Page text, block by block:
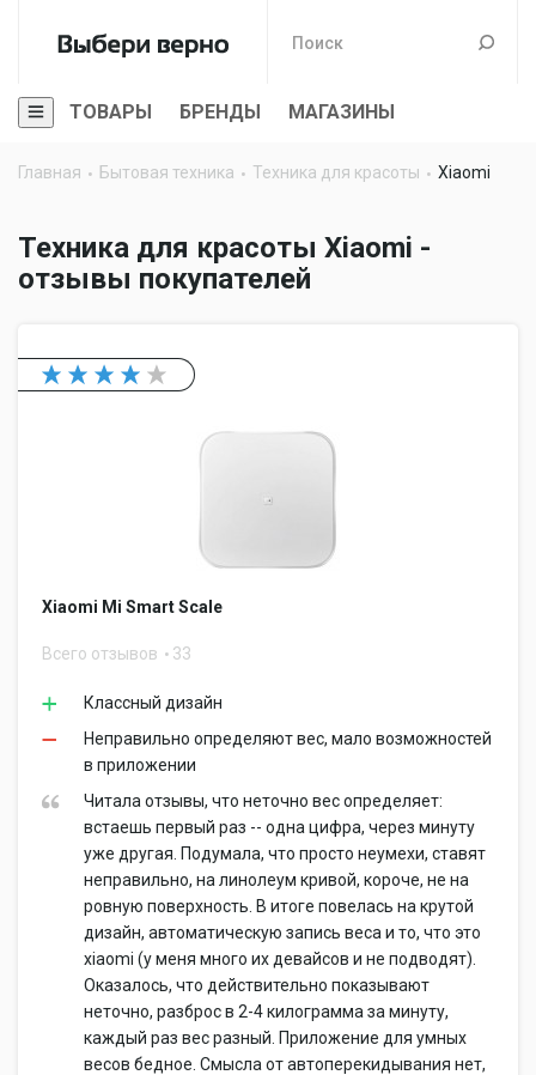
ТОВАРЫ БРЕНДЫ МАГАЗИНЫ
Главная Бытовая техника Техника для красоты Xiaomi
Техника для красоты Xiaomi -
отзывы покупателей
Xiaomi Mi Smart Scale
Всего отзывов 33
Классный дизайн
Неправильно определяют вес, мало возможностей
в приложении
Читала отзывы, что неточно вес определяет:
встаешь первый раз -- одна цифра, через минуту
уже другая. Подумала, что просто неумехи, ставят
неправильно, на линолеум кривой, короче, не на
ровную поверхность. В итоге повелась на крутой
дизайн, автоматическую запись веса и то, что это
xiaomi (у меня много их девайсов и не подводят).
Оказалось, что действительно показывают
неточно, разброс в 2-4 килограмма за минуту,
каждый раз вес разный. Приложение для умных
весов бедное. Смысла от автоперекидывания нет,